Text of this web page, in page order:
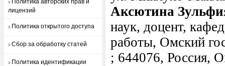
> Политика авторских прав и
лицензий
> Политика открытого доступа
> Сбор за обработку статей
> Политика идентификации
Аксютина
наук, доцент,
работы, Омский
; 644076, Россия,